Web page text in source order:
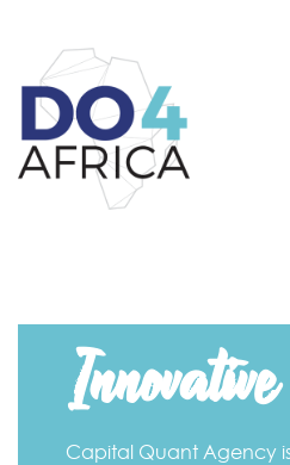
Capital Quant Agency